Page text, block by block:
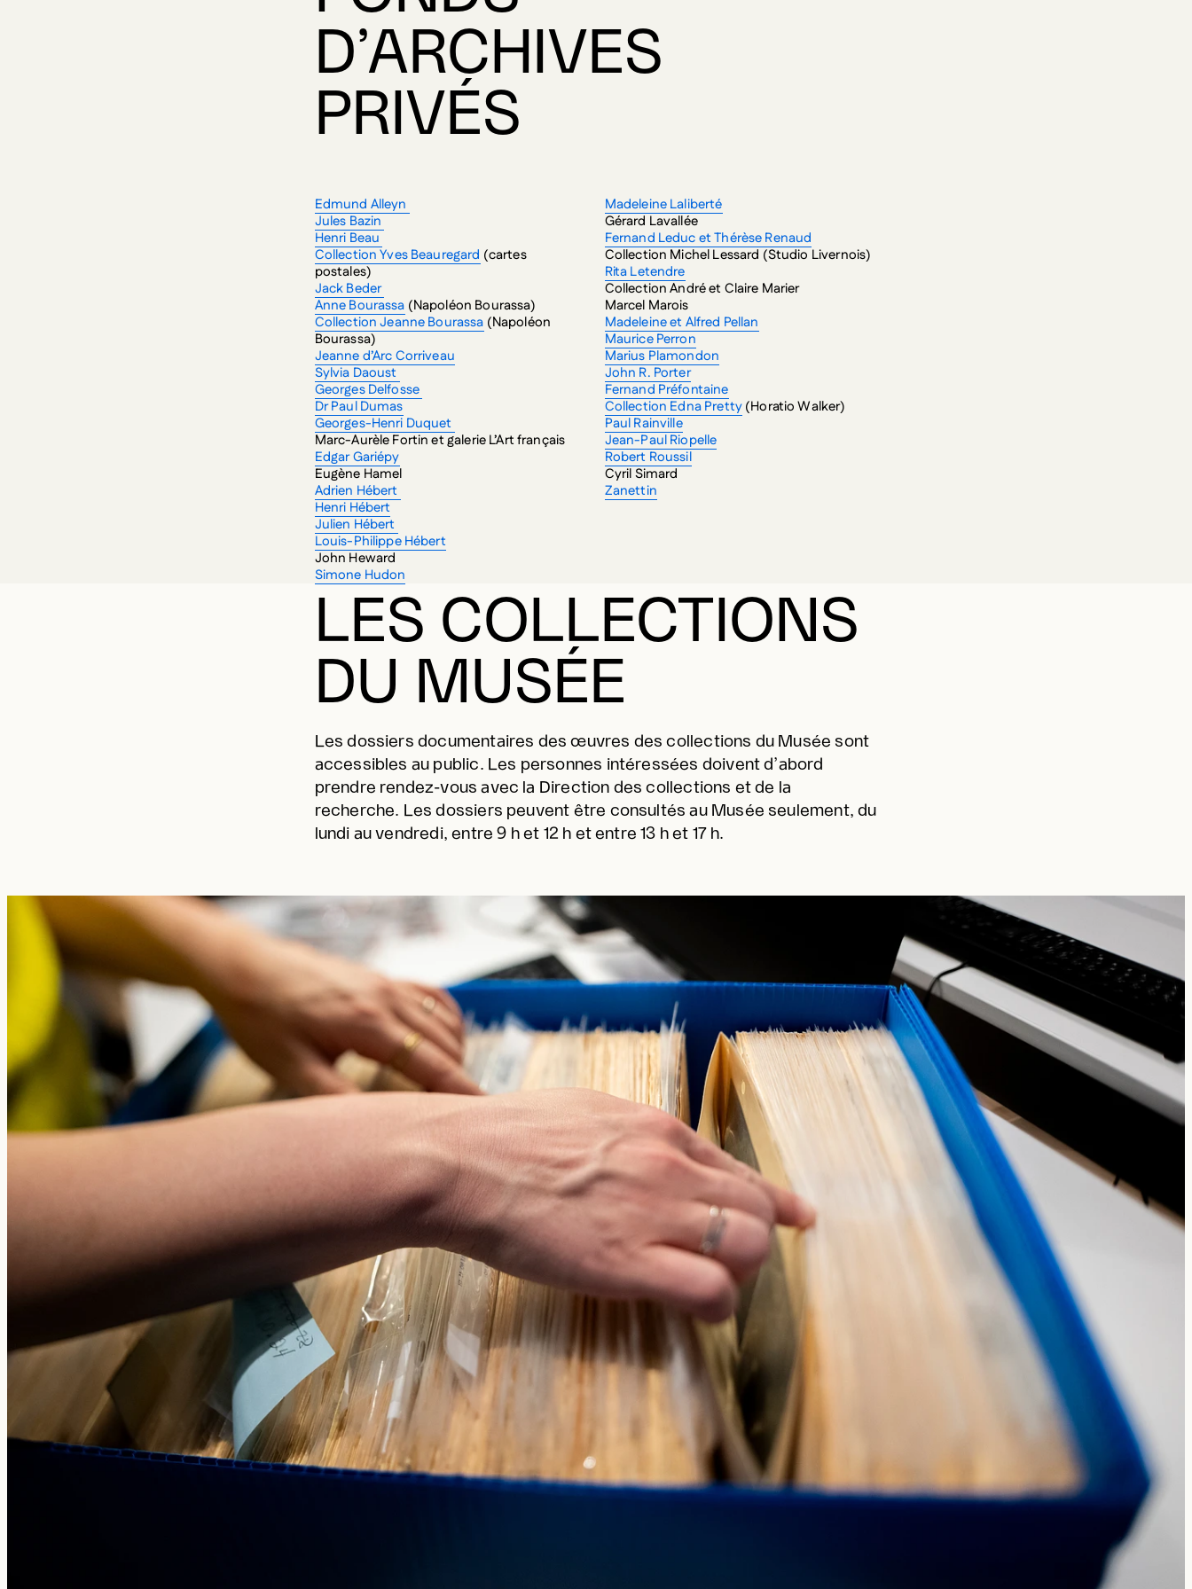
D’ARCHIVES
PRIVÉS
Edmund Alleyn
Jules Bazin
Henri Beau
Collection Yves Beauregard (cartes
postales)
Jack Beder
Anne Bourassa (Napoléon Bourassa)
Collection Jeanne Bourassa (Napoléon
Bourassa)
Jeanne d’Arc Corriveau
Sylvia Daoust
Georges Delfosse
Dr Paul Dumas
Georges-Henri Duquet
Marc-Aurèle Fortin et galerie L’Art français
Edgar Gariépy
Eugène Hamel
Adrien Hébert
Henri Hébert
Julien Hébert
Louis-Philippe Hébert
John Heward
Simone Hudon
Madeleine Laliberté
Gérard Lavallée
Fernand Leduc et Thérèse Renaud
Collection Michel Lessard (Studio Livernois)
Rita Letendre
Collection André et Claire Marier
Marcel Marois
Madeleine et Alfred Pellan
Maurice Perron
Marius Plamondon
John R. Porter
Fernand Préfontaine
Collection Edna Pretty(Horatio Walker)
Paul Rainville
Jean-Paul Riopelle
Robert Roussil
Cyril Simard
Zanettin
LES COLLECTIONS
DU MUSÉE
Les dossiers documentaires des œuvres des collections du Musée sont
accessibles au public. Les personnes intéressées doivent d’abord
prendre rendez-vous avec la Direction des collections et de la
recherche. Les dossiers peuvent être consultés au Musée seulement, du
lundi au vendredi, entre 9 h et 12 h et entre 13 h et 17 h.